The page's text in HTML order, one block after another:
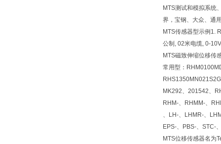
MTS测试和模拟系统
界，宝钢、大众、通
MTS传感器型示例1.
公制, 02米电缆, 0-
MTS磁致伸缩位移传
常用型：
MK292、201542、
RHM-、RHMM-、
、LH-、LHMR-、
EPS-、PBS-、STC-
MTS位移传感器名为